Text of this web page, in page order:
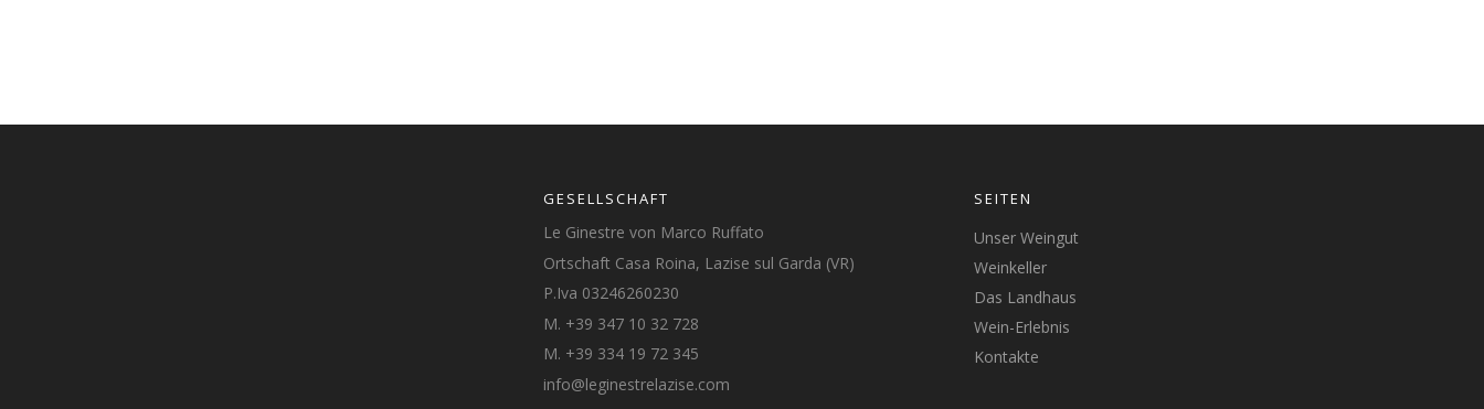
GESELLSCHAFT
Le Ginestre von Marco Ruffato
Ortschaft Casa Roina, Lazise sul Garda (VR)
P.Iva 03246260230
M. +39 347 10 32 728
M. +39 334 19 72 345
info@leginestrelazise.com
SEITEN
Unser Weingut
Weinkeller
Das Landhaus
Wein-Erlebnis
Kontakte